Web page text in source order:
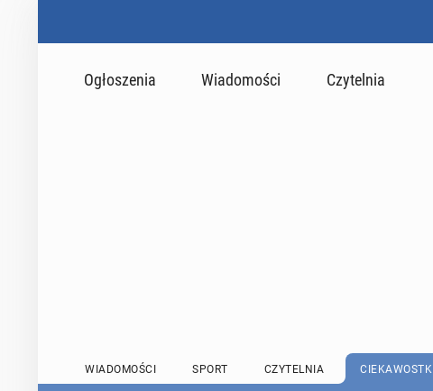
Ogłoszenia Wiadomości Czytelnia
WIADOMOŚCI SPORT CZYTELNIA CIEKAWOSTKI